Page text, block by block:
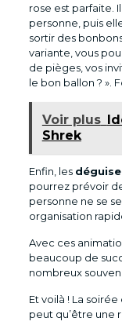
rose est parfaite.
personne, puis
sortir des
variante, vous
de pièges, vos
le bon ballon ? ».
Voir plus
Shrek
Enfin, les
pourrez prévoir
personne ne se
organisation
Avec ces
beaucoup de
nombreux
Et voilà ! La
peut qu’être une